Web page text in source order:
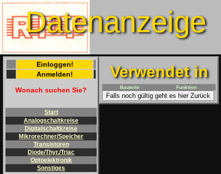
Datenanzeige
Einloggen!
Anmelden!
Wonach suchen Sie?
Start
Analogschaltkreise
Digitalschaltkreise
Mikrorechner/Speicher
Transistoren
Diode/Thyr./Triac
Optoelektronik
Sonstiges
Verwendet in
Bauteile Funktion
Falls noch gültig geht es hier Zurück